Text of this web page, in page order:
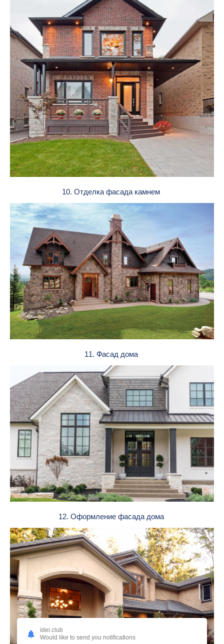
10. Отделка фасада камнем
11. Фасад дома
12. Оформление фасада дома
idei.club
Would like to send you notifications